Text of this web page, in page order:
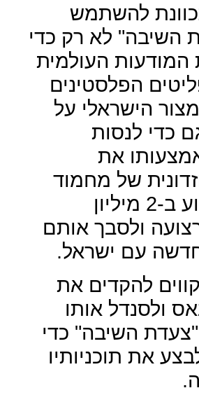
להשתמש
השיבה" לא רק כדי
המודעות העולמית
הפלסטינים
הישראלי על
כדי לנסות
את
של מחמוד
עבאס לפגוע ב-2 מיליון
ולסבך אותם
עם ישראל.
להקדים את
ולסנדל אותו
השיבה" כדי
את תוכניותיו